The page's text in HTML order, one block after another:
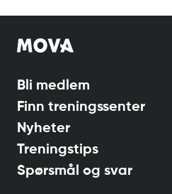
Bli medlem
Finn treningssenter
Nyheter
Treningstips
Spørsmål og svar